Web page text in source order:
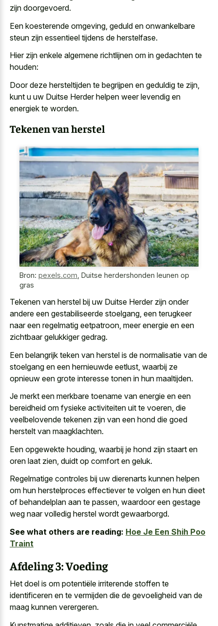
zijn doorgevoerd.
Een koesterende omgeving, geduld en onwankelbare
steun zijn essentieel tijdens de herstelfase.
Hier zijn enkele algemene richtlijnen om in gedachten te
houden:
Door deze hersteltijden te begrijpen en geduldig te zijn,
kunt u uw Duitse Herder helpen weer levendig en
energiek te worden.
Tekenen van herstel
Bron: pexels.com Duitse herdershonden leunen op
gras
Tekenen van herstel bij uw Duitse Herder zijn onder
andere een gestabiliseerde stoelgang, een terugkeer
naar een regelmatig eetpatroon, meer energie en een
zichtbaar gelukkiger gedrag.
Een belangrijk teken van herstel is de normalisatie van de
stoelgang en een hernieuwde eetlust, waarbij ze
opnieuw een grote interesse tonen in hun maaltijden.
Je merkt een merkbare toename van energie en een
bereidheid om fysieke activiteiten uit te voeren, die
veelbelovende tekenen zijn van een hond die goed
herstelt van maagklachten.
Een opgewekte houding, waarbij je hond zijn staart en
oren laat zien, duidt op comfort en geluk.
Regelmatige controles bij uw dierenarts kunnen helpen
om hun herstelproces effectiever te volgen en hun dieet
of behandelplan aan te passen, waardoor een gestage
weg naar volledig herstel wordt gewaarborgd.
See what others are reading: Hoe Je Een Shih Poo
Traint
Afdeling 3: Voeding
Het doel is om potentiële irriterende stoffen te
identificeren en te vermijden die de gevoeligheid van de
maag kunnen verergeren.